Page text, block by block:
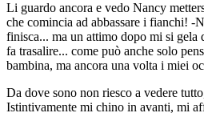
Li guardo ancora e vedo Nancy
che comincia ad abbassare i fianchi! -
finisca... ma un attimo dopo mi si
fa trasalire... come può anche solo
bambina, ma ancora una volta i miei
Da dove sono non riesco a vedere
Istintivamente mi chino in avanti, mi